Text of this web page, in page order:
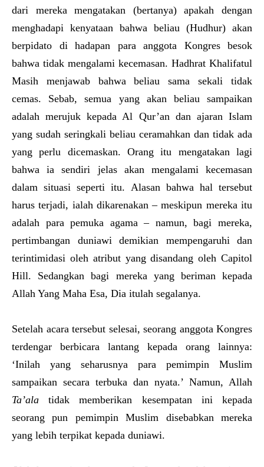
dari mereka mengatakan (bertanya) apakah dengan
menghadapi kenyataan bahwa beliau (Hudhur) akan
berpidato di hadapan para anggota Kongres besok
bahwa tidak mengalami kecemasan. Hadhrat Khalifatul
Masih menjawab bahwa beliau sama sekali tidak
cemas. Sebab, semua yang akan beliau sampaikan
adalah merujuk kepada Al Qur’an dan ajaran Islam
yang sudah seringkali beliau ceramahkan dan tidak ada
yang perlu dicemaskan. Orang itu mengatakan lagi
bahwa ia sendiri jelas akan mengalami kecemasan
dalam situasi seperti itu. Alasan bahwa hal tersebut
harus terjadi, ialah dikarenakan – meskipun mereka itu
adalah para pemuka agama – namun, bagi mereka,
pertimbangan duniawi demikian mempengaruhi dan
terintimidasi oleh atribut yang disandang oleh Capitol
Hill. Sedangkan bagi mereka yang beriman kepada
Allah Yang Maha Esa, Dia itulah segalanya.
Setelah acara tersebut selesai, seorang anggota Kongres
terdengar berbicara lantang kepada orang lainnya:
‘Inilah yang seharusnya para pemimpin Muslim
sampaikan secara terbuka dan nyata.’ Namun, Allah
Ta’ala tidak memberikan kesempatan ini kepada
seorang pun pemimpin Muslim disebabkan mereka
yang lebih terpikat kepada duniawi.